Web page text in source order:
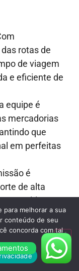
rotas de
de viagem
e eficiente de
equipe é
mercadorias
que
em perfeitas
é
de alta
para
perguntas e
as etapas do
para melhorar a sua
conteúdo de seu
concorda com tal